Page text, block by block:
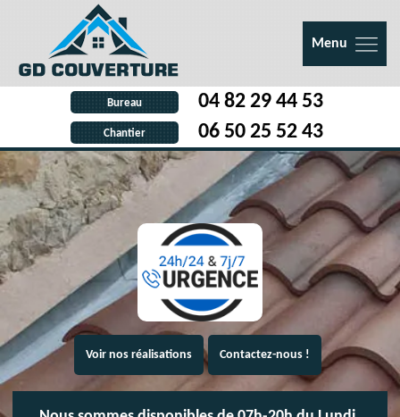
Menu
Bureau 04 82 29 44 53
Chantier 06 50 25 52 43
Voir nos réalisations Contactez-nous !